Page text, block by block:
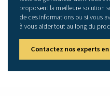
Les
La génération à deux
plus écoénergétique